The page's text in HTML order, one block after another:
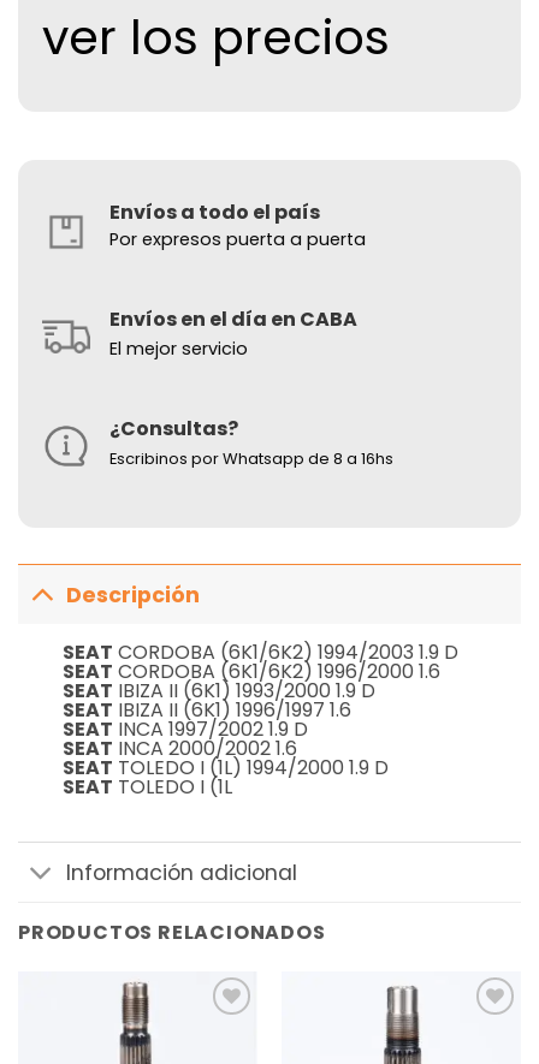
ver los precios
Envíos a todo el país
Por expresos puerta a puerta
Envíos en el día en CABA
El mejor servicio
¿Consultas?
Escribinos por Whatsapp de 8 a 16hs
Descripción
SEAT CORDOBA (6K1/6K2) 1994/2003 1.9 D
SEAT CORDOBA (6K1/6K2) 1996/2000 1.6
SEAT IBIZA II (6K1) 1993/2000 1.9 D
SEAT IBIZA II (6K1) 1996/1997 1.6
SEAT INCA 1997/2002 1.9 D
SEAT INCA 2000/2002 1.6
SEAT TOLEDO I (1L) 1994/2000 1.9 D
SEAT TOLEDO I (1L
Información adicional
PRODUCTOS RELACIONADOS